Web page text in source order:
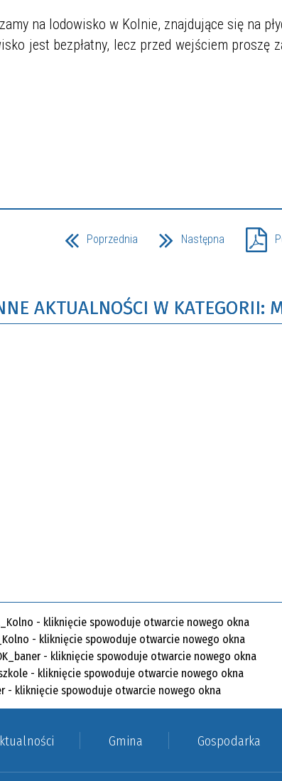
na lodowisko w Kolnie, znajdujące się na
jest bezpłatny, lecz przed wejściem proszę
Poprzednia Następna
AKTUALNOŚCI W KATEGORII:
Gmina Gospodarka